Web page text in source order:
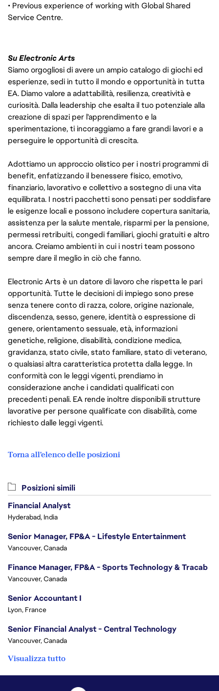
• Previous experience of working with Global Shared
Service Centre.
Su Electronic Arts
Siamo orgogliosi di avere un ampio catalogo di giochi ed
esperienze, sedi in tutto il mondo e opportunità in tutta
EA. Diamo valore a adattabilità, resilienza, creatività e
curiosità. Dalla leadership che esalta il tuo potenziale alla
creazione di spazi per l'apprendimento e la
sperimentazione, ti incoraggiamo a fare grandi lavori e a
perseguire le opportunità di crescita.
Adottiamo un approccio olistico per i nostri programmi di
benefit, enfatizzando il benessere fisico, emotivo,
finanziario, lavorativo e collettivo a sostegno di una vita
equilibrata. I nostri pacchetti sono pensati per soddisfare
le esigenze locali e possono includere copertura sanitaria,
assistenza per la salute mentale, risparmi per la pensione,
permessi retribuiti, congedi familiari, giochi gratuiti e altro
ancora. Creiamo ambienti in cui i nostri team possono
sempre dare il meglio in ciò che fanno.
Electronic Arts è un datore di lavoro che rispetta le pari
opportunità. Tutte le decisioni di impiego sono prese
senza tenere conto di razza, colore, origine nazionale,
discendenza, sesso, genere, identità o espressione di
genere, orientamento sessuale, età, informazioni
genetiche, religione, disabilità, condizione medica,
gravidanza, stato civile, stato familiare, stato di veterano,
o qualsiasi altra caratteristica protetta dalla legge. In
conformità con le leggi vigenti, prendiamo in
considerazione anche i candidati qualificati con
precedenti penali. EA rende inoltre disponibili strutture
lavorative per persone qualificate con disabilità, come
richiesto dalle leggi vigenti.
Torna all'elenco delle posizioni
Posizioni simili
Financial Analyst
Hyderabad, India
Senior Manager, FP&A - Lifestyle Entertainment
Vancouver, Canada
Finance Manager, FP&A - Sports Technology & Tracab
Vancouver, Canada
Senior Accountant I
Lyon, France
Senior Financial Analyst - Central Technology
Vancouver, Canada
Visualizza tutto